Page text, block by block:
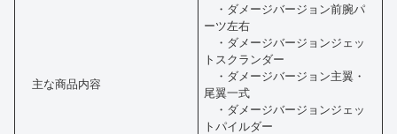
主な商品内容
・ダメージバージョン前腕パ
ーツ左右
・ダメージバージョンジェッ
トスクランダー
・ダメージバージョン主翼・
尾翼一式
・ダメージバージョンジェッ
トパイルダー